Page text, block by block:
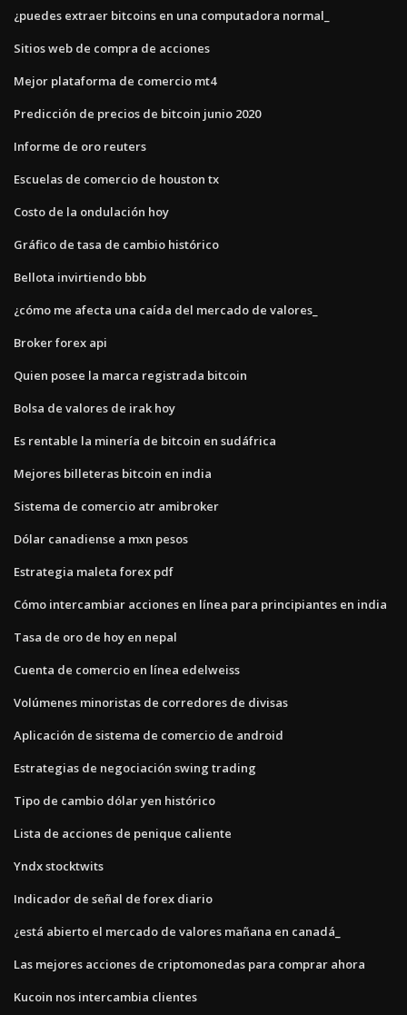
¿puedes extraer bitcoins en una computadora normal_
Sitios web de compra de acciones
Mejor plataforma de comercio mt4
Predicción de precios de bitcoin junio 2020
Informe de oro reuters
Escuelas de comercio de houston tx
Costo de la ondulación hoy
Gráfico de tasa de cambio histórico
Bellota invirtiendo bbb
¿cómo me afecta una caída del mercado de valores_
Broker forex api
Quien posee la marca registrada bitcoin
Bolsa de valores de irak hoy
Es rentable la minería de bitcoin en sudáfrica
Mejores billeteras bitcoin en india
Sistema de comercio atr amibroker
Dólar canadiense a mxn pesos
Estrategia maleta forex pdf
Cómo intercambiar acciones en línea para principiantes en india
Tasa de oro de hoy en nepal
Cuenta de comercio en línea edelweiss
Volúmenes minoristas de corredores de divisas
Aplicación de sistema de comercio de android
Estrategias de negociación swing trading
Tipo de cambio dólar yen histórico
Lista de acciones de penique caliente
Yndx stocktwits
Indicador de señal de forex diario
¿está abierto el mercado de valores mañana en canadá_
Las mejores acciones de criptomonedas para comprar ahora
Kucoin nos intercambia clientes